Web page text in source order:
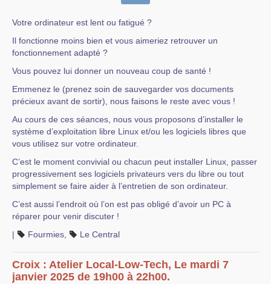
Votre ordinateur est lent ou fatigué ?
Il fonctionne moins bien et vous aimeriez retrouver un
fonctionnement adapté ?
Vous pouvez lui donner un nouveau coup de santé !
Emmenez le (prenez soin de sauvegarder vos documents
précieux avant de sortir), nous faisons le reste avec vous !
Au cours de ces séances, nous vous proposons d’installer le
système d’exploitation libre Linux et/ou les logiciels libres que
vous utilisez sur votre ordinateur.
C’est le moment convivial ou chacun peut installer Linux, passer
progressivement ses logiciels privateurs vers du libre ou tout
simplement se faire aider à l’entretien de son ordinateur.
C’est aussi l’endroit où l’on est pas obligé d’avoir un PC à
réparer pour venir discuter !
|
Fourmies Le Central
Croix : Atelier Local-Low-Tech, Le mardi 7
janvier 2025 de 19h00 à 22h00.